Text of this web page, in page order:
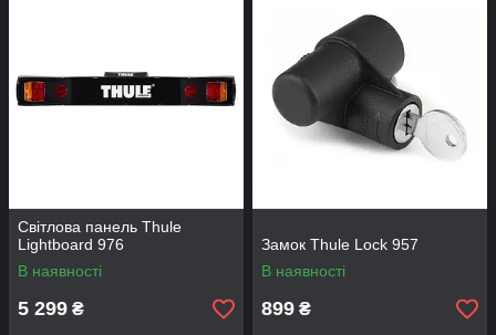
Світлова панель Thule
Lightboard 976
В наявності
5 299 ₴
Замок Thule Lock 957
В наявності
899 ₴